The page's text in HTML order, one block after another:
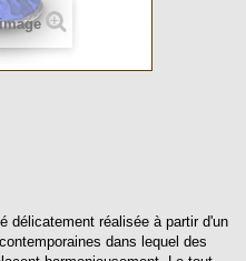
délicatement réalisée à partir d'un
dans lequel des